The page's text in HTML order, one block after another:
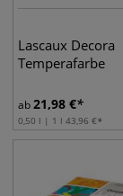
Lascaux Decora
Temperafarbe
ab21,98 €
0,50 l | 1 l 43,96 €